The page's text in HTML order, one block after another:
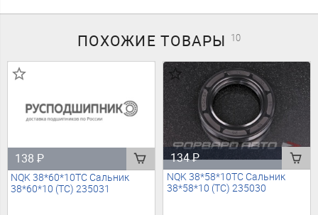
ПОХОЖИЕТОВАРЫ 10
138₽
NQK 38*60*10TC Сальник
38*60*10 (TC) 235031
134₽
NQK 38*58*10TC Сальник
38*58*10 (TC) 235030